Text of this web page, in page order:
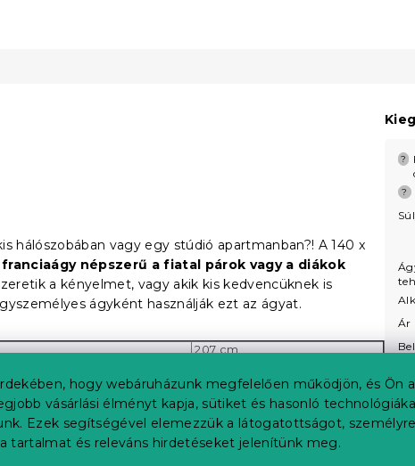
hogy webáruházunk megfelelően működjön, és Ön a
vásárlási élményt kapja, sütiket és hasonló
Ezek segítségével elemezzük a látogatottságot, személyre
tartalmat és releváns hirdetéseket jelenítünk meg.
hálószobában vagy egy stúdió apartmanban?! A 140 x
franciaágy népszerű a fiatal párok vagy a diákok
a kényelmet, vagy akik kis kedvencüknek is
ágyként használják ezt az ágyat.
207 cm
148 cm
140 cm
33 cm
33 cm
21 cm
?
?
Ár